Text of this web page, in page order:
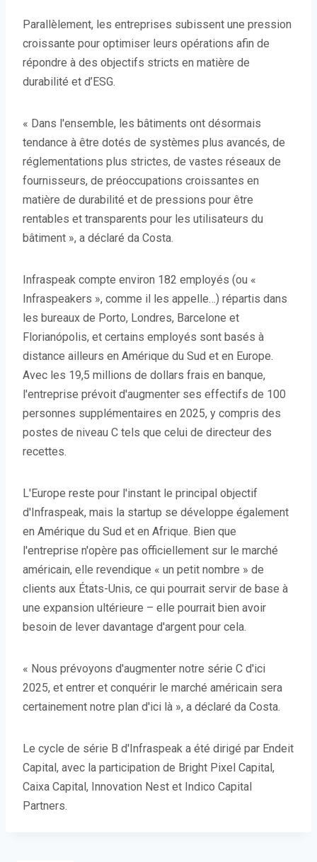
Parallèlement, les entreprises subissent une pression
croissante pour optimiser leurs opérations afin de
répondre à des objectifs stricts en matière de
durabilité et d’ESG.
« Dans l'ensemble, les bâtiments ont désormais
tendance à être dotés de systèmes plus avancés, de
réglementations plus strictes, de vastes réseaux de
fournisseurs, de préoccupations croissantes en
matière de durabilité et de pressions pour être
rentables et transparents pour les utilisateurs du
bâtiment », a déclaré da Costa.
Infraspeak compte environ 182 employés (ou «
Infraspeakers », comme il les appelle…) répartis dans
les bureaux de Porto, Londres, Barcelone et
Florianópolis, et certains employés sont basés à
distance ailleurs en Amérique du Sud et en Europe.
Avec les 19,5 millions de dollars frais en banque,
l'entreprise prévoit d'augmenter ses effectifs de 100
personnes supplémentaires en 2025, y compris des
postes de niveau C tels que celui de directeur des
recettes.
L'Europe reste pour l'instant le principal objectif
d'Infraspeak, mais la startup se développe également
en Amérique du Sud et en Afrique. Bien que
l'entreprise n'opère pas officiellement sur le marché
américain, elle revendique « un petit nombre » de
clients aux États-Unis, ce qui pourrait servir de base à
une expansion ultérieure – elle pourrait bien avoir
besoin de lever davantage d'argent pour cela.
« Nous prévoyons d'augmenter notre série C d'ici
2025, et entrer et conquérir le marché américain sera
certainement notre plan d'ici là », a déclaré da Costa.
Le cycle de série B d'Infraspeak a été dirigé par Endeit
Capital, avec la participation de Bright Pixel Capital,
Caixa Capital, Innovation Nest et Indico Capital
Partners.